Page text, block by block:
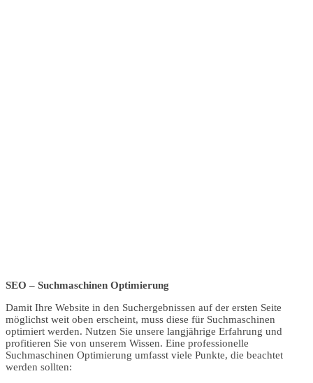
SEO – Suchmaschinen Optimierung
Damit Ihre Website in den Suchergebnissen auf der ersten Seite
möglichst weit oben erscheint, muss diese für Suchmaschinen
optimiert werden. Nutzen Sie unsere langjährige Erfahrung und
profitieren Sie von unserem Wissen. Eine professionelle
Suchmaschinen Optimierung umfasst viele Punkte, die beachtet
werden sollten: